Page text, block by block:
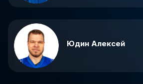
Юдин Алексей